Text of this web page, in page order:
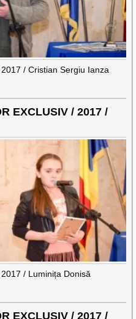
/ Cristian Sergiu Ianza
EXCLUSIV / 2017 /
/ Luminița Donisă
EXCLUSIV / 2017 /